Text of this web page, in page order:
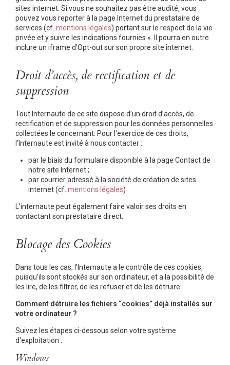
sites internet. Si vous ne souhaitez pas être audité, vous
pouvez vous reporter à la page Internet du prestataire de
services (cf. mentions légales) portant sur le respect de la vie
privée et y suivre les indications fournies ». Il pourra en outre
inclure un iframe d’Opt-out sur son propre site internet.
Droit d’accès, de rectification et de
suppression
Tout Internaute de ce site dispose d’un droit d’accès, de
rectification et de suppression pour les données personnelles
collectées le concernant. Pour l’exercice de ces droits,
l’Internaute est invité à nous contacter :
par le biais du formulaire disponible à la page Contact de
notre site Internet ;
par courrier adressé à la société de création de sites
internet (cf.mentions légales)
L’internaute peut également faire valoir ses droits en
contactant son prestataire direct.
Blocage des Cookies
Dans tous les cas, l’Internaute a le contrôle de ces cookies,
puisqu’ils sont stockés sur son ordinateur, et a la possibilité de
les lire, de les filtrer, de les refuser et de les détruire.
Comment détruire les fichiers “cookies” déjà installés sur
votre ordinateur ?
Suivez les étapes ci-dessous selon votre système
d'exploitation :
Windows